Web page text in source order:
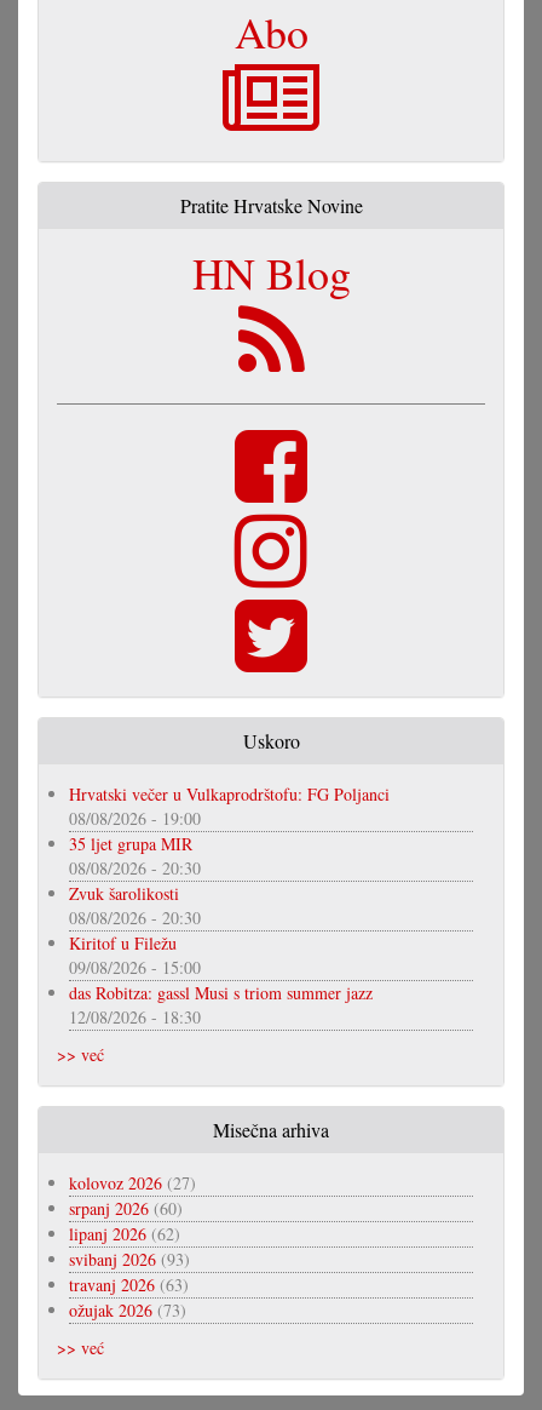
Abo
Pratite Hrvatske Novine
HN Blog
Uskoro
Hrvatski večer u Vulkaprodrštofu: FG Poljanci
08/08/2026 - 19:00
35 ljet grupa MIR
08/08/2026 - 20:30
Zvuk šarolikosti
08/08/2026 - 20:30
Kiritof u Filežu
09/08/2026 - 15:00
das Robitza: gassl Musi s triom summer jazz
12/08/2026 - 18:30
>> već
Misečna arhiva
kolovoz 2026 (27)
srpanj 2026 (60)
lipanj 2026 (62)
svibanj 2026 (93)
travanj 2026 (63)
ožujak 2026 (73)
>> već